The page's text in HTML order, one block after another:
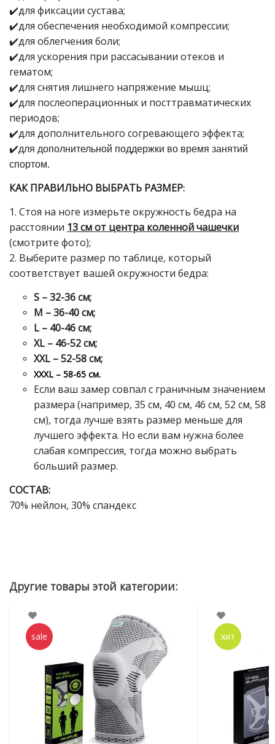
✔️для фиксации сустава;
✔️для обеспечения необходимой компрессии;
✔️для облегчения боли;
✔️для ускорения при рассасывании отеков и
гематом;
✔️для снятия лишнего напряжение мышц;
✔️для послеоперационных и посттравматических
периодов;
✔️для дополнительного согревающего эффекта;
✔️для дополнительной поддержки во время занятий
спортом.
КАКПРАВИЛЬНО ВЫБРАТЬ РАЗМЕР:
1. Стоя на ноге измерьте окружность бедра на
расстоянии 13 см от центра коленной чашечки
(смотрите фото);
2. Выберите размер по таблице, который
соответствует вашей окружности бедра:
S – 32-36 см;
M – 36-40 см;
L – 40-46 см;
XL – 46-52 см;
XXL – 52-58 см;
XXXL – 58-65 см.
Если ваш замер совпал с граничным значением
размера (например, 35 см, 40 см, 46 см, 52 см, 58
см), тогда лучше взять размер меньше для
лучшего эффекта. Но если вам нужна более
слабая компрессия, тогда можно выбрать
больший размер.
СОСТАВ:
70% нейлон, 30% спандекс